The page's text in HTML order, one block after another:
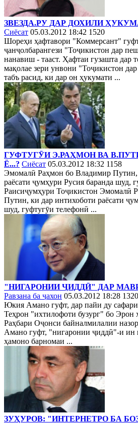
ЗВЕЗДА.РУ ДАР ДОХИЛИ
Сиёсат 05.03.2012 18:42 1520
Шореҳи ҳафтавори "Коммерсант"
ҷанҷолбарангези "Тоҷикистон дар
нанавиш - тааст. Ҳафтаи гузашта дар
мақолае зери унвони "Тоҷикистон
табъ расид, ки дар он ҳукумати ...
ГУФТУГӮИ Э.РАҲМОН ВА
Ё...? Сиёсат 05.03.2012 18:32 1158
Эмомалӣ Раҳмон бо Владимир Путин,
раёсати ҷумҳури Русия баранда шуд,
Раисиҷумҳури Тоҷикистон Эмомалӣ
Путин, ки дар интихоботи раёсати
шуд, гуфтугӯи телефонӣ ...
"НИГАРОНИИ ҶИДДӢ" ДАР
Равзана ба ҷахон 05.03.2012 18:28 1320
Юкия Амано гуфт, дар пайи ду
Теҳрон "ихтилофоти бузург" бо Эрон
Раҳбари Оҷонси байналмилалии
Амано гуфт, "нигаронии ҷиддӣ"-и ин
ҳамоно барномаи ...
ЗУҲУРОВ: "ИНТЕРНЕТРО БА